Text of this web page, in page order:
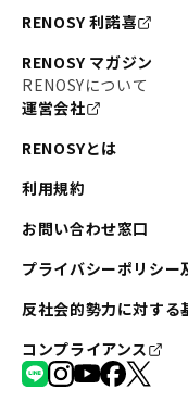
RENOSY 利諾喜
RENOSY マガジン
RENOSYについて
運営会社
RENOSYとは
利用規約
お問い合わせ窓口
プライバシーポリシー
反社会的勢力に対する
コンプライアンス